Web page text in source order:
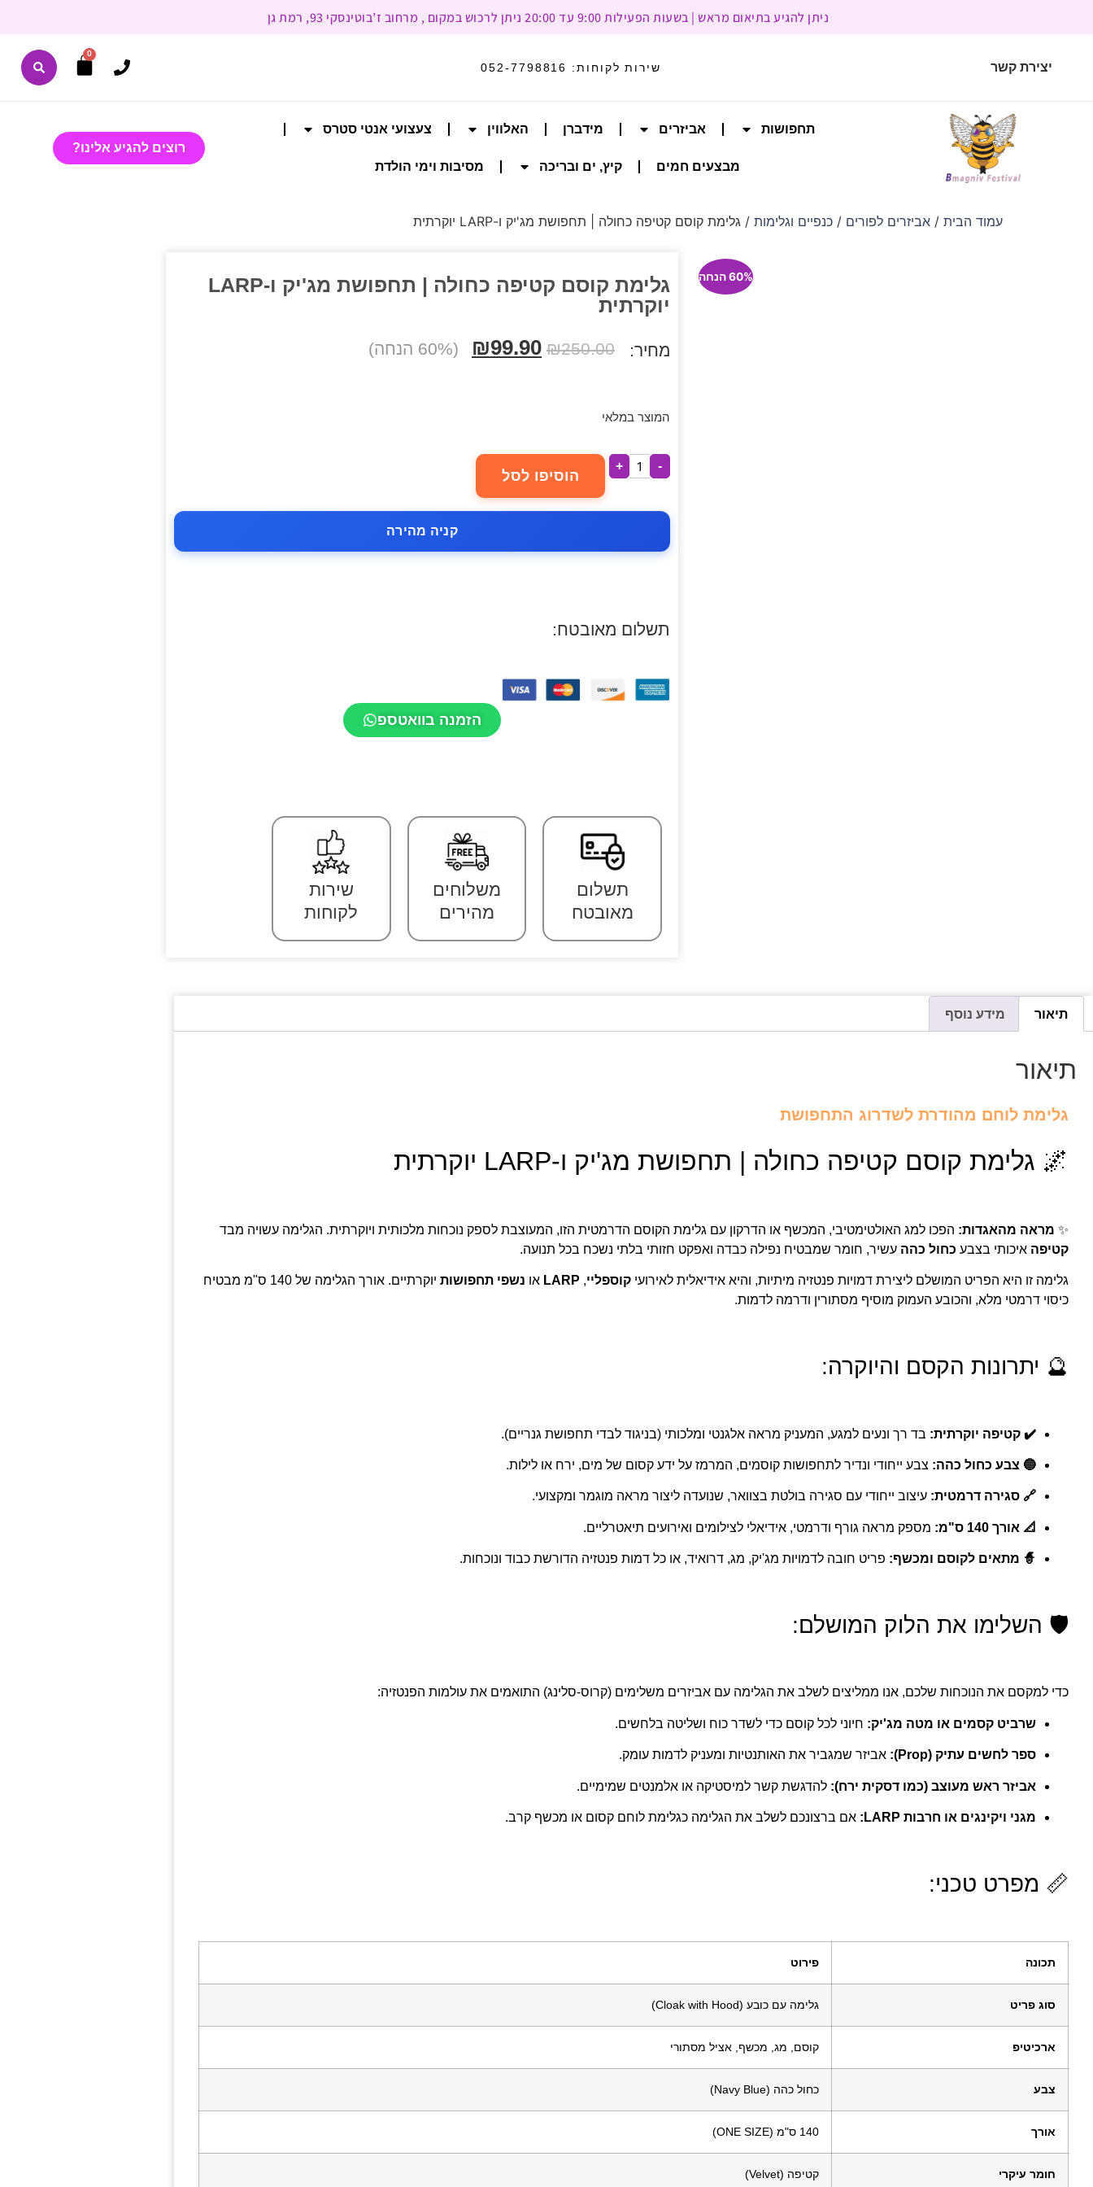
ניתן להגיע בתיאום מראש | בשעות הפעילות 9:00 עד 20:00 ניתן לרכוש במקום , מרחוב ז’בוטינסקי 93, רמת גן
יצירת קשר שירות לקוחות: 052-7798816
0
תחפושות אביזרים מידברן האלווין צעצועי אנטי סטרס
מבצעים חמים קיץ, ים ובריכה מסיבות וימי הולדת
רוצים להגיע אלינו?
עמוד הבית/ אביזרים לפורים / כנפיים וגלימות/ גלימת קוסם קטיפה כחולה | תחפושת מג'יק ו-LARP יוקרתית
60% הנחה
גלימת קוסם קטיפה כחולה | תחפושת מג'יק ו-LARP
יוקרתית
מחיר: ₪250.00
₪99.90 (60% הנחה)
המוצר במלאי
-
+
הוסיפו לסל
קניה מהירה
תשלום מאובטח:
הזמנה בוואטספ
תשלום
מאובטח
משלוחים
מהירים
שירות
לקוחות
תיאור מידע נוסף
תיאור
גלימת לוחם מהודרת לשדרוג התחפושת
🌌 גלימת קוסם קטיפה כחולה | תחפושת מג'יק ו-LARP יוקרתית
✨ מראה מהאגדות: הפכו למג האולטימטיבי, המכשף או הדרקון עם גלימת הקוסם הדרמטית הזו, המעוצבת לספק נוכחות מלכותית ויוקרתית. הגלימה עשויה מבד
קטיפה איכותי בצבע כחול כהה עשיר, חומר שמבטיח נפילה כבדה ואפקט חזותי בלתי נשכח בכל תנועה.
גלימה זו היא הפריט המושלם ליצירת דמויות פנטזיה מיתיות, והיא אידיאלית לאירועי קוספליי,
LARP או נשפי תחפושות
יוקרתיים. אורך הגלימה של 140 ס"מ מבטיח
כיסוי דרמטי מלא, והכובע העמוק מוסיף מסתורין ודרמה לדמות.
🔮 יתרונות הקסם והיוקרה:
✔️ קטיפה יוקרתית: בד רך ונעים למגע, המעניק מראה אלגנטי ומלכותי (בניגוד לבדי תחפושת גנריים).
🔵 צבע כחול כהה: צבע ייחודי ונדיר לתחפושות קוסמים, המרמז על ידע קסום של מים, ירח או לילות.
🔗 סגירה דרמטית: עיצוב ייחודי עם סגירה בולטת בצוואר, שנועדה ליצור מראה מוגמר ומקצועי.
📐 אורך 140 ס"מ: מספק מראה גורף ודרמטי, אידיאלי לצילומים ואירועים תיאטרליים.
🧙 מתאים לקוסם ומכשף: פריט חובה לדמויות מג'יק, מג, דרואיד, או כל דמות פנטזיה הדורשת כבוד ונוכחות.
🛡️ השלימו את הלוק המושלם:
כדי למקסם את הנוכחות שלכם, אנו ממליצים לשלב את הגלימה עם אביזרים משלימים (קרוס-סלינג) התואמים את עולמות הפנטזיה:
שרביט קסמים או מטה מג'יק: חיוני לכל קוסם כדי לשדר כוח ושליטה בלחשים.
ספר לחשים עתיק (Prop): אביזר שמגביר את האותנטיות ומעניק לדמות עומק.
אביזר ראש מעוצב (כמו דסקית ירח): להדגשת קשר למיסטיקה או אלמנטים שמימיים.
מגני ויקינגים או חרבות LARP: אם ברצונכם לשלב את הגלימה כגלימת לוחם קסום או מכשף קרב.
📏 מפרט טכני:
תכונה פירוט
סוג פריט גלימה עם כובע (Cloak with Hood)
ארכיטיפ קוסם, מג, מכשף, אציל מסתורי
צבע כחול כהה (Navy Blue)
אורך 140 ס"מ (ONE SIZE)
חומר עיקרי קטיפה (Velvet)